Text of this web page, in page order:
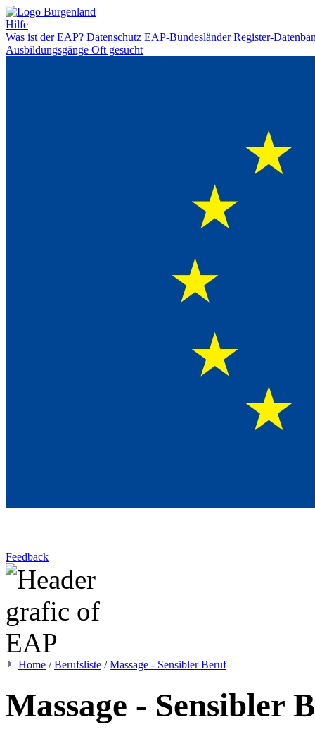
Hilfe
Was ist der EAP? Datenschutz EAP-BundesländerRegister-
Ausbildungsgänge Oft gesucht
Feedback
Home /Berufsliste /Massage - Sensibler Beruf
Massage - Sensibler